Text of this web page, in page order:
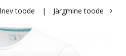
toode | Järgmine toode